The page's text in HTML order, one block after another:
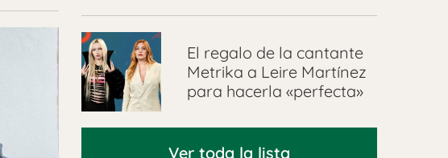
El regalo de la cantante
Metrika a Leire Martínez
para hacerla «perfecta»
Ver toda la lista